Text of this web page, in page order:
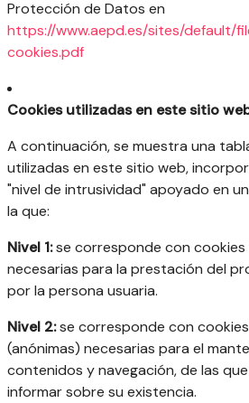
Protección de Datos en
https://www.aepd.es/sites/default/
cookies.pdf
Cookies utilizadas en este sitio
A continuación, se muestra una
utilizadas en este sitio web,
"nivel de intrusividad" apoyado en
la que:
Nivel 1:se corresponde con
necesarias para la prestación del
por la persona usuaria.
Nivel 2:se corresponde con
(anónimas) necesarias para el
contenidos y navegación, de las
informar sobre su existencia.